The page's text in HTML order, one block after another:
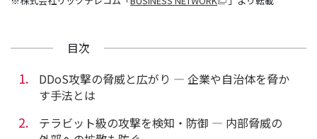
目次
DDoS攻撃の脅威と広がり ― 企業や自治体を脅か
す手法とは
テラビット級の攻撃を検知・防御 ― 内部脅威の